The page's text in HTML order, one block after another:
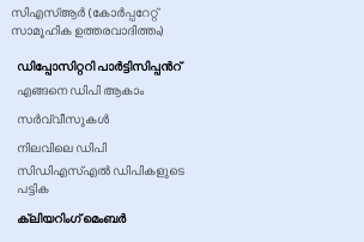
സി‍എസ്‍ആര്‍ (കോർപ്പറേറ്റ്
സാമൂഹിക ഉത്തരവാദിത്തം)
ഡിപ്പോസിറ്ററി പാർട്ടിസിപ്പന്‍റ്
എങ്ങനെ ഡിപി ആകാം
സർവ്വീസുകൾ
നിലവിലെ ഡിപി
സിഡിഎസ്എൽ ഡിപികളുടെ
പട്ടിക
ക്ലിയറിംഗ് മെംബർ